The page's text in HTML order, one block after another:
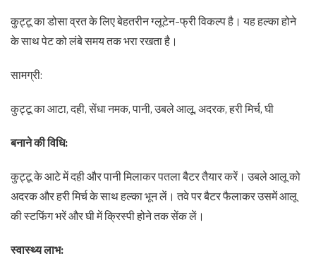
कुट्टू का डोसा व्रत के लिए बेहतरीन ग्लूटेन-फ्री विकल्प है। यह हल्का होने
के साथ पेट को लंबे समय तक भरा रखता है।
सामग्री:
कुट्टू का आटा, दही, सेंधा नमक, पानी, उबले आलू, अदरक, हरी मिर्च, घी
बनाने की विधि:
कुट्टू के आटे में दही और पानी मिलाकर पतला बैटर तैयार करें। उबले आलू को
अदरक और हरी मिर्च के साथ हल्का भून लें। तवे पर बैटर फैलाकर उसमें आलू
की स्टफिंग भरें और घी में क्रिस्पी होने तक सेंक लें।
स्वास्थ्य लाभ: